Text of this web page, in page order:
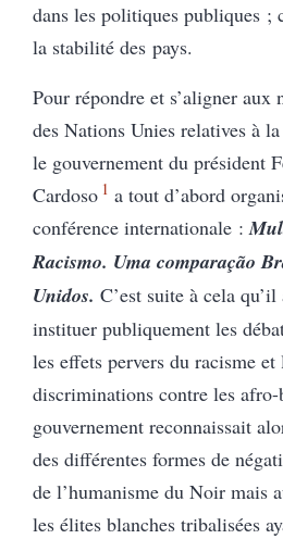
dans les politiques publiques ;
la stabilité des pays.
Pour répondre et s’aligner aux
des Nations Unies relatives à
le gouvernement du président
Cardoso 1 a tout d’abord
conférence internationale :
Racismo. Uma comparação
Unidos. C’est suite à cela
instituer publiquement les
les effets pervers du racisme
discriminations contre les
gouvernement reconnaissait
des différentes formes de
de l’humanisme du Noir mais
les élites blanches tribalisées